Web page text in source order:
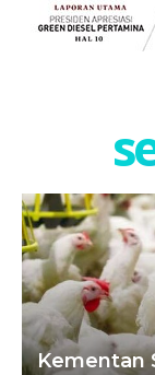
Kementan